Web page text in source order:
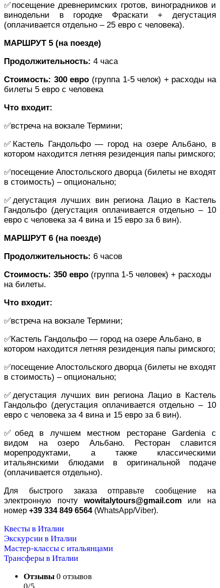
✅посещение древнеримских гротов, виноградников и
винодельни в городке Фраскати + дегустация
(оплачивается отдельно – 25 евро с человека).
МАРШРУТ 5 (на поезде)
Продолжительность: 4 часа
Стоимость: 300 евро (группа 1-5 челок) + расходы на
билеты 5 евро с человека
Что входит:
✅встреча на вокзале Термини;
✅Кастель Гандольфо — город на озере Альбано, в
котором находится летняя резиденция папы римского;
✅посещение Апостольского дворца (билеты не входят
в стоимость) – опционально;
✅дегустация лучших вин региона Лацио в Кастель
Гандольфо (дегустация оплачивается отдельно – 10
евро с человека за 4 вина и 15 евро за 6 вин).
МАРШРУТ 6 (на поезде)
Продолжительность: 6 часов
Стоимость: 350 евро (группа 1-5 человек) + расходы
на билеты.
Что входит:
✅встреча на вокзале Термини;
✅Кастель Гандольфо — город на озере Альбано, в
котором находится летняя резиденция папы римского;
✅посещение Апостольского дворца (билеты не входят
в стоимость) – опционально;
✅дегустация лучших вин региона Лацио в Кастель
Гандольфо (дегустация оплачивается отдельно – 10
евро с человека за 4 вина и 15 евро за 6 вин).
✅обед в лучшем местном ресторане Gardenia с
видом на озеро Альбано. Ресторан славится
морепродуктами, а также классическими
итальянскими блюдами в оригинальной подаче
(оплачивается отдельно).
Для быстрого заказа отправьте сообщение на
электронную почту wowitalytours@gmail.com или на
номер +39 334 849 6564 (WhatsApp/Viber).
Квесты в Италии
Экскурсии в Италии
Мастер-классы с итальянцами
Трансферы в Италии
Отзывы 0 отзывов